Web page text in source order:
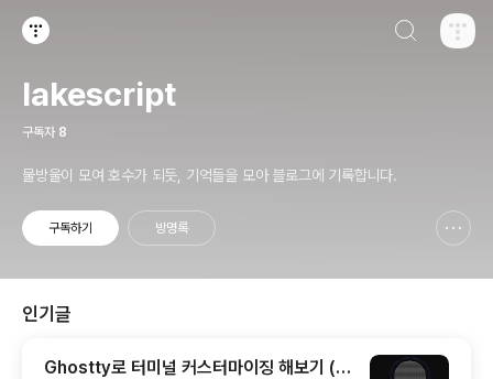
lakescript
구독자 8
물방울이 모여 호수가 되듯, 기억들을 모아 블로그에 기록합니다.
구독하기 방명록
인기글
Ghostty로 터미널 커스터마이징 해보기 (한